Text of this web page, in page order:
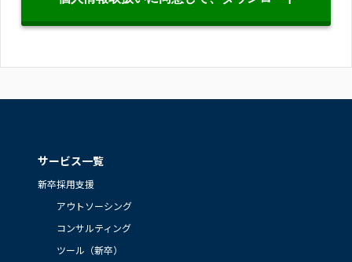
サービス一覧
新卒採用支援
アウトソーシング
コンサルティング
ツール（新卒）